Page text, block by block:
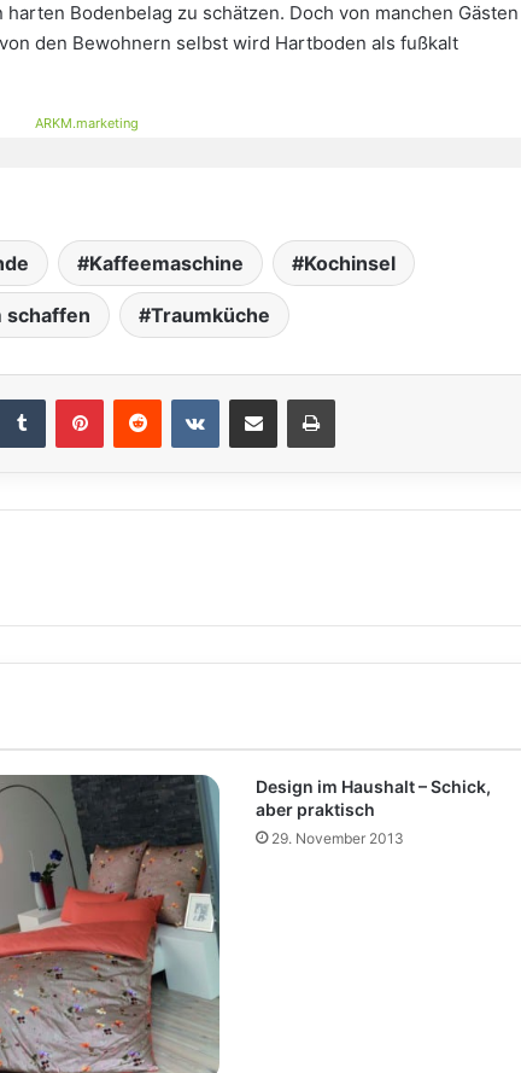
Bodenbelag zu schätzen. Doch von manchen Gästen
den Bewohnern selbst wird Hartboden als fußkalt
ARKM.marketing
Kaffeemaschine Kochinsel
schaffen Traumküche
Design im Haushalt – Schick,
aber praktisch
29. November 2013